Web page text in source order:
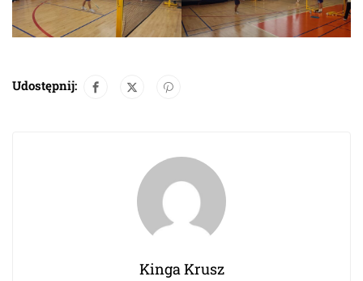
Udostępnij:
Kinga Krusz